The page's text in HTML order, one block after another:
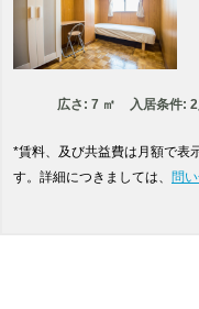
広さ: 7 ㎡ 入居条件:
*賃料、及び共益費は月額で表
す。詳細につきましては、 問